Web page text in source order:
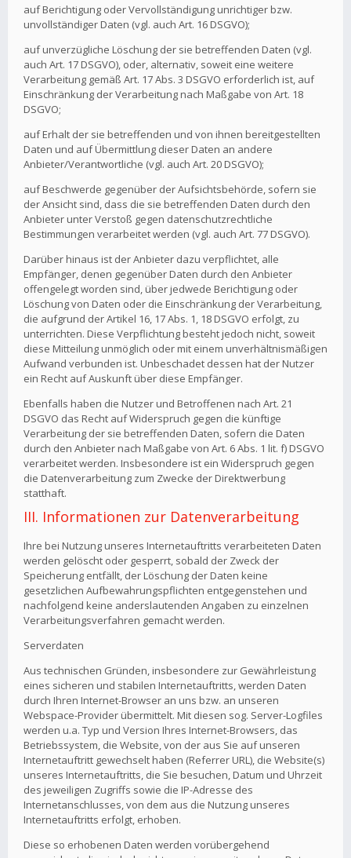
auf Berichtigung oder Vervollständigung unrichtiger bzw.
unvollständiger Daten (vgl. auch Art. 16 DSGVO);
auf unverzügliche Löschung der sie betreffenden Daten (vgl.
auch Art. 17 DSGVO), oder, alternativ, soweit eine weitere
Verarbeitung gemäß Art. 17 Abs. 3 DSGVO erforderlich ist, auf
Einschränkung der Verarbeitung nach Maßgabe von Art. 18
DSGVO;
auf Erhalt der sie betreffenden und von ihnen bereitgestellten
Daten und auf Übermittlung dieser Daten an andere
Anbieter/Verantwortliche (vgl. auch Art. 20 DSGVO);
auf Beschwerde gegenüber der Aufsichtsbehörde, sofern sie
der Ansicht sind, dass die sie betreffenden Daten durch den
Anbieter unter Verstoß gegen datenschutzrechtliche
Bestimmungen verarbeitet werden (vgl. auch Art. 77 DSGVO).
Darüber hinaus ist der Anbieter dazu verpflichtet, alle
Empfänger, denen gegenüber Daten durch den Anbieter
offengelegt worden sind, über jedwede Berichtigung oder
Löschung von Daten oder die Einschränkung der Verarbeitung,
die aufgrund der Artikel 16, 17 Abs. 1, 18 DSGVO erfolgt, zu
unterrichten. Diese Verpflichtung besteht jedoch nicht, soweit
diese Mitteilung unmöglich oder mit einem unverhältnismäßigen
Aufwand verbunden ist. Unbeschadet dessen hat der Nutzer
ein Recht auf Auskunft über diese Empfänger.
Ebenfalls haben die Nutzer und Betroffenen nach Art. 21
DSGVO das Recht auf Widerspruch gegen die künftige
Verarbeitung der sie betreffenden Daten, sofern die Daten
durch den Anbieter nach Maßgabe von Art. 6 Abs. 1 lit. f) DSGVO
verarbeitet werden. Insbesondere ist ein Widerspruch gegen
die Datenverarbeitung zum Zwecke der Direktwerbung
statthaft.
III. Informationen zur Datenverarbeitung
Ihre bei Nutzung unseres Internetauftritts verarbeiteten Daten
werden gelöscht oder gesperrt, sobald der Zweck der
Speicherung entfällt, der Löschung der Daten keine
gesetzlichen Aufbewahrungspflichten entgegenstehen und
nachfolgend keine anderslautenden Angaben zu einzelnen
Verarbeitungsverfahren gemacht werden.
Serverdaten
Aus technischen Gründen, insbesondere zur Gewährleistung
eines sicheren und stabilen Internetauftritts, werden Daten
durch Ihren Internet-Browser an uns bzw. an unseren
Webspace-Provider übermittelt. Mit diesen sog. Server-Logfiles
werden u.a. Typ und Version Ihres Internet-Browsers, das
Betriebssystem, die Website, von der aus Sie auf unseren
Internetauftritt gewechselt haben (Referrer URL), die Website(s)
unseres Internetauftritts, die Sie besuchen, Datum und Uhrzeit
des jeweiligen Zugriffs sowie die IP-Adresse des
Internetanschlusses, von dem aus die Nutzung unseres
Internetauftritts erfolgt, erhoben.
Diese so erhobenen Daten werden vorübergehend